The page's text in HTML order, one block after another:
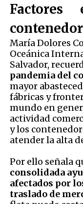
María Dolores
Oceánica
Salvador,
pandemia del
mayor
fábricas y
mundo en
actividad
y los
atender la alta
Por ello señala
consolidada
afectados por
traslado de